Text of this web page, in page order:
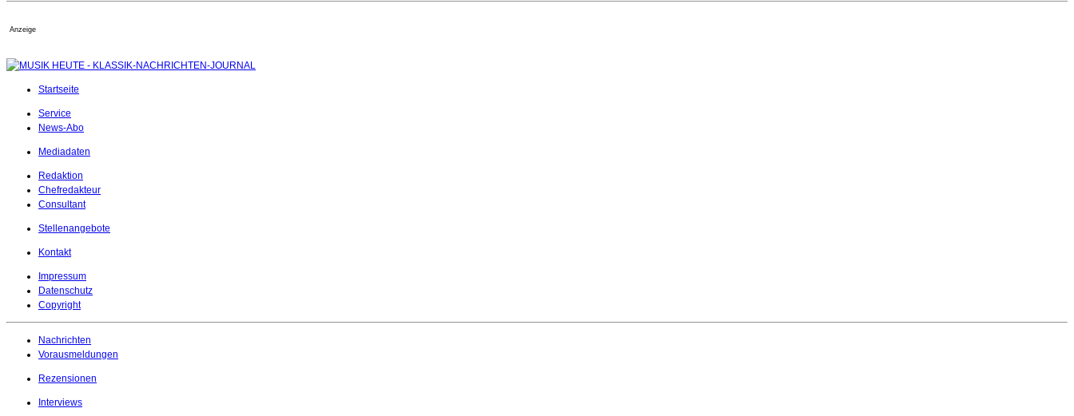
Anzeige
Startseite
Service
News-Abo
Mediadaten
Redaktion
Chefredakteur
Consultant
Stellenangebote
Kontakt
Impressum
Datenschutz
Copyright
Nachrichten
Vorausmeldungen
Rezensionen
Interviews